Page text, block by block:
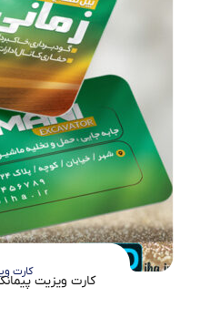
کارت
کارت ویزیت